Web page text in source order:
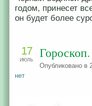
годом, принесет
он будет более
Опубликовано в
нет
17
ИЮЛЬ